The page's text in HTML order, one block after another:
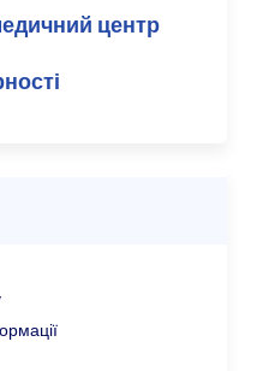
центр